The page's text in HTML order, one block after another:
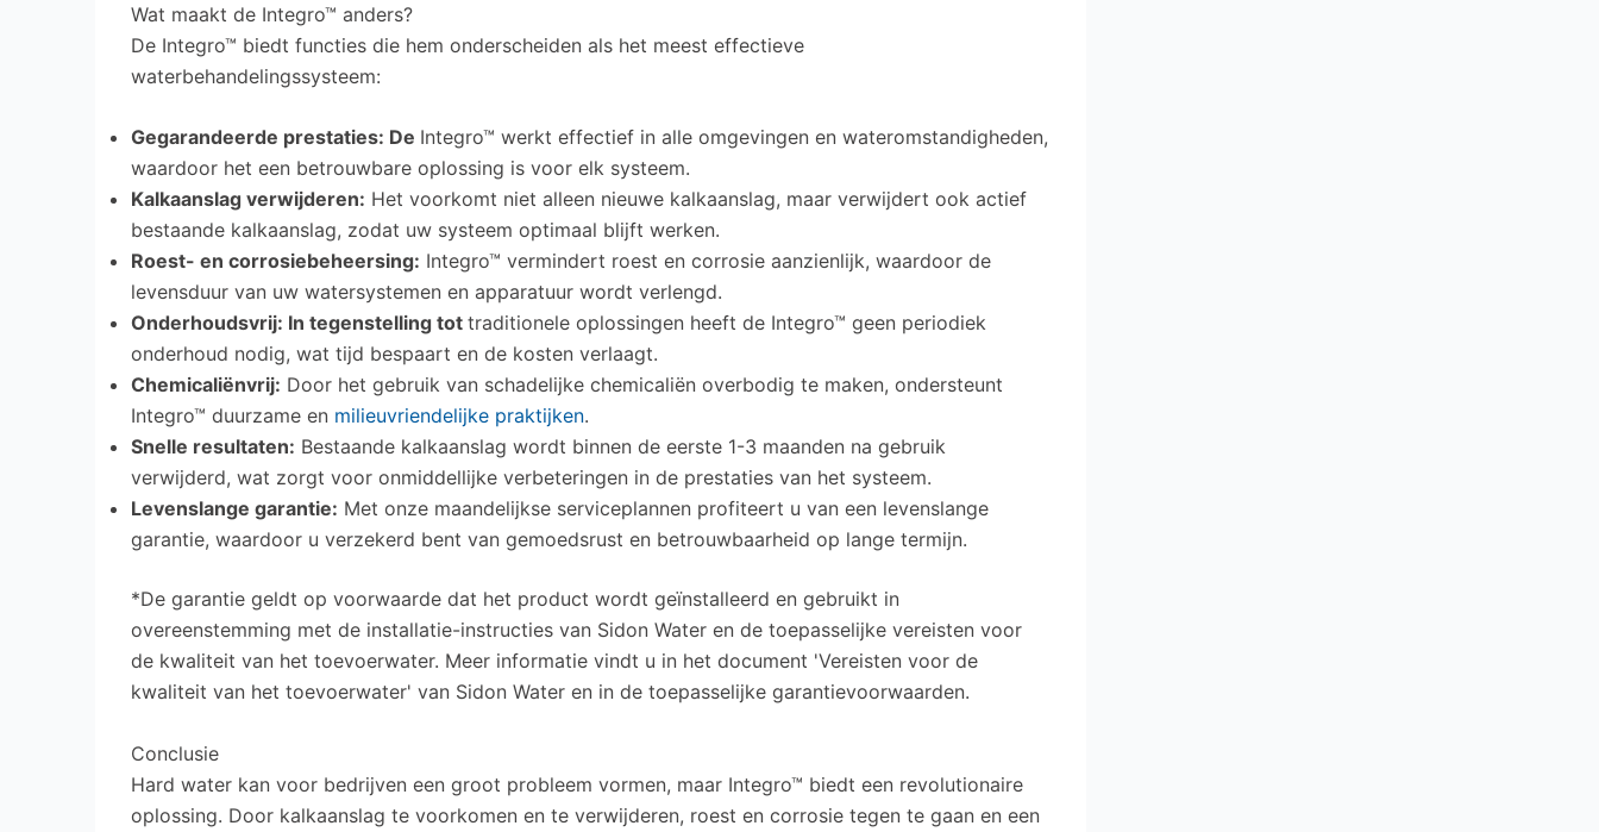
Wat maakt de Integro™ anders?
De Integro™ biedt functies die hem onderscheiden als het meest effectieve
waterbehandelingssysteem:
Gegarandeerde prestaties: De Integro™ werkt effectief in alle omgevingen en wateromstandigheden,
waardoor het een betrouwbare oplossing is voor elk systeem.
Kalkaanslag verwijderen: Het voorkomt niet alleen nieuwe kalkaanslag, maar verwijdert ook actief
bestaande kalkaanslag, zodat uw systeem optimaal blijft werken.
Roest- en corrosiebeheersing: Integro™ vermindert roest en corrosie aanzienlijk, waardoor de
levensduur van uw watersystemen en apparatuur wordt verlengd.
Onderhoudsvrij: In tegenstelling tot traditionele oplossingen heeft de Integro™ geen periodiek
onderhoud nodig, wat tijd bespaart en de kosten verlaagt.
Chemicaliënvrij: Door het gebruik van schadelijke chemicaliën overbodig te maken, ondersteunt
Integro™ duurzame en milieuvriendelijke praktijken.
Snelle resultaten: Bestaande kalkaanslag wordt binnen de eerste 1-3 maanden na gebruik
verwijderd, wat zorgt voor onmiddellijke verbeteringen in de prestaties van het systeem.
Levenslange garantie: Met onze maandelijkse serviceplannen profiteert u van een levenslange
garantie, waardoor u verzekerd bent van gemoedsrust en betrouwbaarheid op lange termijn.
*De garantie geldt op voorwaarde dat het product wordt geïnstalleerd en gebruikt in
overeenstemming met de installatie-instructies van Sidon Water en de toepasselijke vereisten voor
de kwaliteit van het toevoerwater. Meer informatie vindt u in het document 'Vereisten voor de
kwaliteit van het toevoerwater' van Sidon Water en in de toepasselijke garantievoorwaarden.
Conclusie
Hard water kan voor bedrijven een groot probleem vormen, maar Integro™ biedt een revolutionaire
oplossing. Door kalkaanslag te voorkomen en te verwijderen, roest en corrosie tegen te gaan en een